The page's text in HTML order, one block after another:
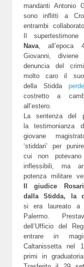
mandanti Antonio
sono inflitti a
entrambi
Il
Nava, all’epoca
Giovanni,
denuncia del
molto caro il
della Stidda
costretto a
all’estero.
La sentenza del
la testimonianza
giovane
‘stiddari’ per
cui non
inflessibili, ma
potenza militare
Il giudice
dalla Stidda, la
si era laureato a
Palermo.
dell’Ufficio del
entrare in
Caltanissetta nel
primi in